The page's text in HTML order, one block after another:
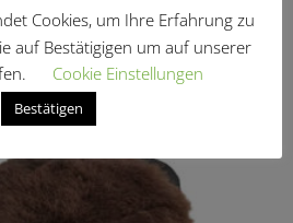
Cookies, um Ihre Erfahrung zu
auf Bestätigigen um auf unserer
Cookie Einstellungen
Bestätigen